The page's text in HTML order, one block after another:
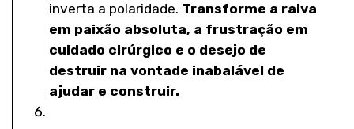
inverta a polaridade. Transforme a raiva
em paixão absoluta, a frustração em
cuidado cirúrgico e o desejo de
destruir na vontade inabalável de
ajudar e construir.